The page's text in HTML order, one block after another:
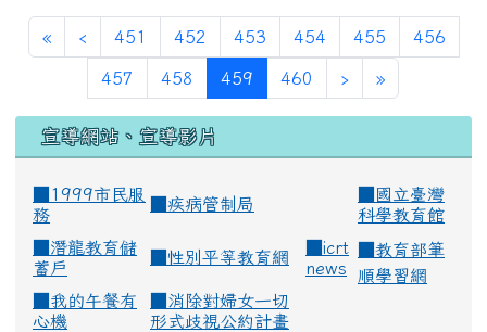
« ‹ 451 452 453 454 455 456
457 458 459 (current)
460 › »
宣導網站、宣導影片
■1999市民服
務
疾病管制局
國立臺灣
科學教育館
潛龍教育儲
蓄戶
性別平等教育網
icrt
news
教育部筆
順學習網
我的午餐有
心機
消除對婦女一切
形式歧視公約計畫